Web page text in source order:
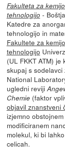
Fakulteta za
tehnologijo -
Katedre za
tehnologijo in
Fakultete za
tehnologijo
(UL FKKT ATM) je
skupaj s sodelavci
National
ugledni reviji
Chemie(faktor
objavil znanstveni
izjemno
modificiranem
molekul, ki bi
celicah.